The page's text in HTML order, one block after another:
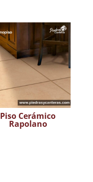
Piso Cerámico
Rapolano